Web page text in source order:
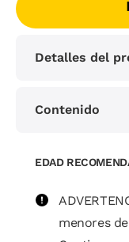
Detalles del
Contenido
EDAD
menores